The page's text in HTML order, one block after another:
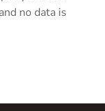
no data is